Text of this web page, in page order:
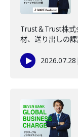
Trust＆Trust株
材、送り出しの課
2026.07.28 |